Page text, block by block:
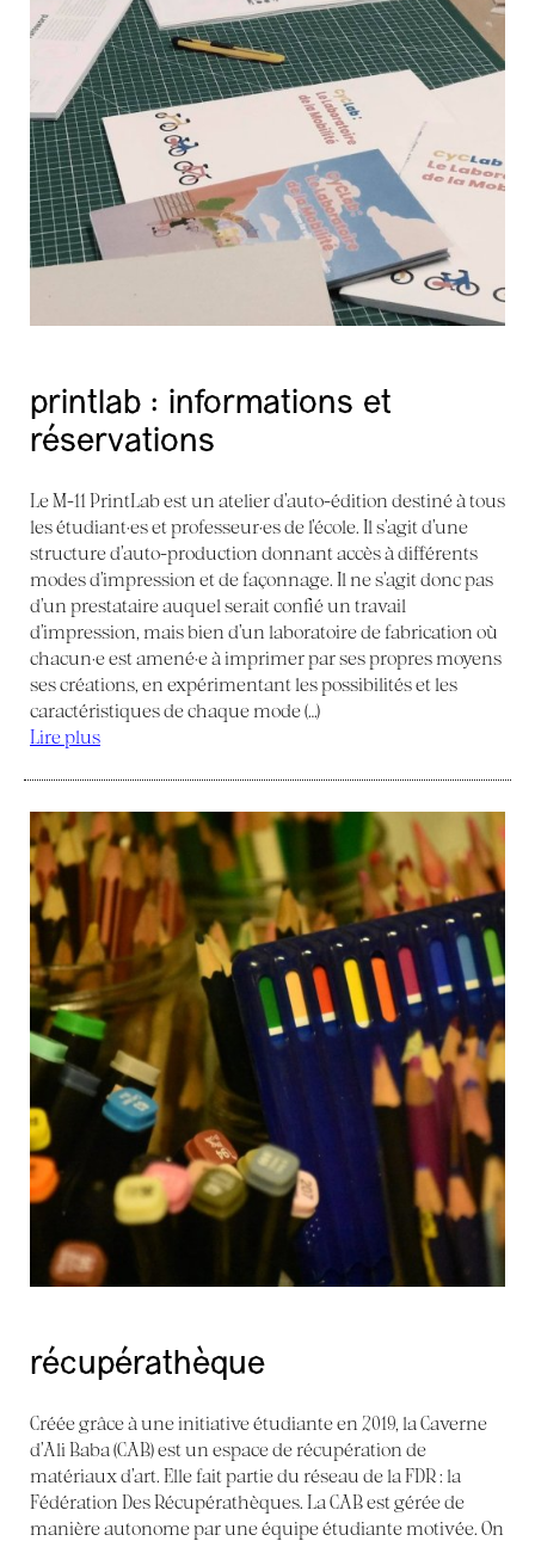
printlab : informations et
réservations
Le M-11 PrintLab est un atelier d’auto-édition destiné à tous
les étudiant·es et professeur·es de l’école. Il s’agit d’une
structure d’auto-production donnant accès à différents
modes d’impression et de façonnage. Il ne s’agit donc pas
d’un prestataire auquel serait confié un travail
d’impression, mais bien d’un laboratoire de fabrication où
chacun·e est amené·e à imprimer par ses propres moyens
ses créations, en expérimentant les possibilités et les
caractéristiques de chaque mode (…)
Lire plus
récupérathèque
Créée grâce à une initiative étudiante en 2019, la Caverne
d’Ali Baba (CAB) est un espace de récupération de
matériaux d’art. Elle fait partie du réseau de la FDR : la
Fédération Des Récupérathèques. La CAB est gérée de
manière autonome par une équipe étudiante motivée. On